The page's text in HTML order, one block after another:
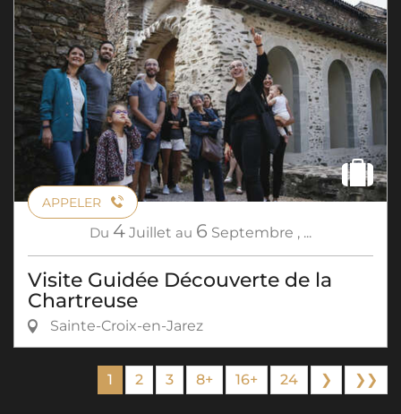
APPELER
Du 4 Juillet au 6 Septembre , ...
Visite Guidée Découverte de la
Chartreuse
Sainte-Croix-en-Jarez
1 2 3 8+ 16+ 24 ❯ ❯❯